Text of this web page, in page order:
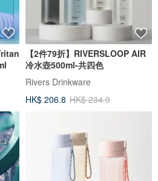
【2件79折】RIVERSLOOP AIR
冷水壺500ml-共四色
Rivers Drinkware
HK$ 206.8 HK$ 234.9